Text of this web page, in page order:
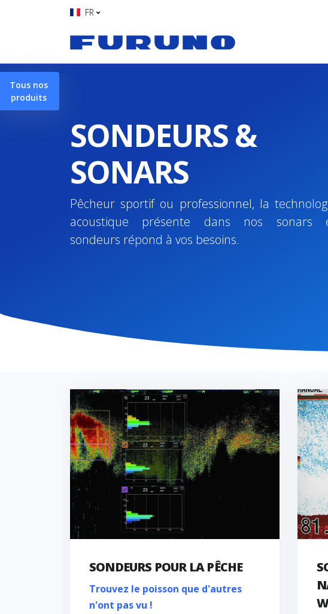
FR
SONDEURS &
SONARS
Pêcheur sportif ou professionnel, la
acoustique présente dans nos sonars
sondeurs répond à vos besoins.
SONDEURS POUR LA PÊCHE
Trouvez le poisson que d'autres
n'ont pas vu !
Tous nos
produits